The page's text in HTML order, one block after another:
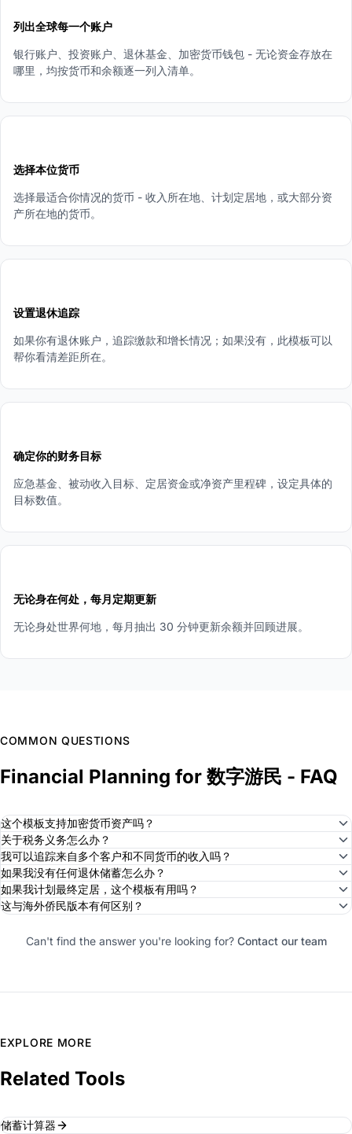
列出全球每一个账户
银行账户、投资账户、退休基金、加密货币钱包 - 无论资金存放在
哪里，均按货币和余额逐一列入清单。
选择本位货币
选择最适合你情况的货币 - 收入所在地、计划定居地，或大部分资
产所在地的货币。
设置退休追踪
如果你有退休账户，追踪缴款和增长情况；如果没有，此模板可以
帮你看清差距所在。
确定你的财务目标
应急基金、被动收入目标、定居资金或净资产里程碑，设定具体的
目标数值。
无论身在何处，每月定期更新
无论身处世界何地，每月抽出 30 分钟更新余额并回顾进展。
COMMON QUESTIONS
Financial Planning for 数字游民 - FAQ
这个模板支持加密货币资产吗？
关于税务义务怎么办？
我可以追踪来自多个客户和不同货币的收入吗？
如果我没有任何退休储蓄怎么办？
如果我计划最终定居，这个模板有用吗？
这与海外侨民版本有何区别？
Can't find the answer you're looking for? Contact our team
EXPLORE MORE
Related Tools
储蓄计算器